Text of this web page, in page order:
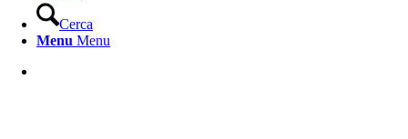
Cerca
Menu Menu